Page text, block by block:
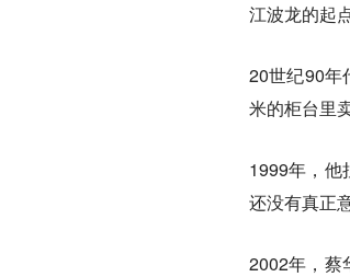
江波龙的起
20世纪90年
米的柜台里
1999年，他
还没有真正
2002年，蔡